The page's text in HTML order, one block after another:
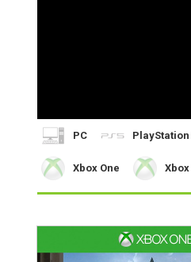
PC PlayStation
Xbox One Xbox